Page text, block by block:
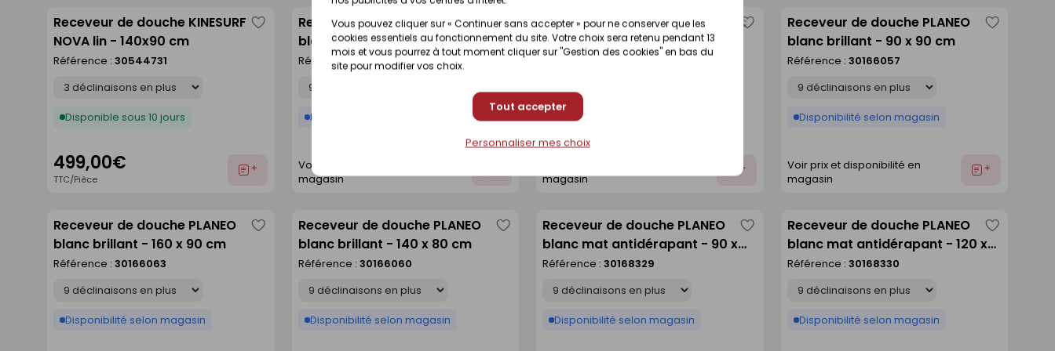
Vous pouvez cliquer sur « Continuer sans accepter » pour ne conserver que les
cookies essentiels au fonctionnement du site. Votre choix sera retenu pendant 13
mois et vous pourrez à tout moment cliquer sur "Gestion des cookies" en bas du
site pour modifier vos choix.
Tout accepter
Personnaliser mes choix
Receveur de douche KINESURF
NOVA lin - 140x90 cm
Référence : 30544731
Disponible sous 10 jours
499,00€
TTC/Pièce
Ajouter
Enregistrer
comme
Receveur de douche PLANEO
blanc mat antidérapant - 140 x
80 cm
Référence :30168332
Disponibilité selon magasin
Voir prix et disponibilité en
magasin
Enregistrer
comme
Receveur de douche IBIZA blanc
ardoise doux - 90 x 120 cm
Référence : 30360900
Disponible sur commande
magasin
Ajouter
Enregistrer
comme
Receveur de douche PLANEO
blanc brillant - 90 x 90 cm
Référence : 30166057
Disponibilité selon magasin
Voir prix et disponibilité en
magasin
Ajouter
Receveur de douche PLANEO
blanc brillant - 160 x 90 cm
Référence : 30166063
Disponibilité selon magasin
Enregistrer
comme
Receveur de douche PLANEO
blanc brillant - 140 x 80 cm
Référence : 30166060
Disponibilité selon magasin
Enregistrer
comme
Receveur de douche PLANEO
blanc mat antidérapant - 90 x
90 cm
Référence : 30168329
Disponibilité selon magasin
Enregistrer
comme
Receveur de douche PLANEO
blanc mat antidérapant - 120 x
80 cm
Référence : 30168330
Disponibilité selon magasin
comme